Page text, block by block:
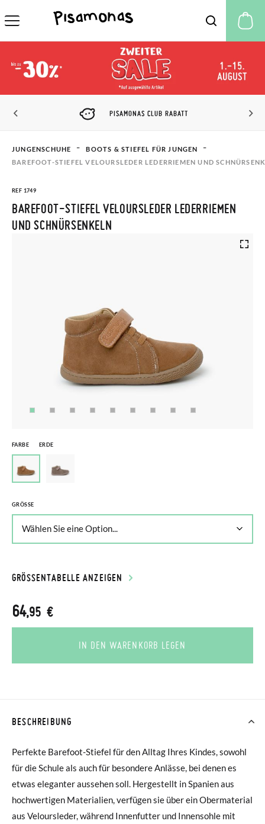
PISAMONAS CLUB RABATT
JUNGENSCHUHE
BOOTS & STIEFEL FÜR JUNGEN
BAREFOOT-STIEFEL VELOURSLEDER LEDERRIEMEN UND
REF 1749
BAREFOOT-STIEFEL VELOURSLEDER LEDERRIEMEN
UND SCHNÜRSENKELN
FARBE ERDE
GRÖSSE
GRÖSSENTABELLE ANZEIGEN
64,95 €
IN DEN WARENKORB LEGEN
BESCHREIBUNG
Perfekte Barefoot-Stiefel für den Alltag Ihres Kindes, sowohl
für die Schule als auch für besondere Anlässe, bei denen es
etwas eleganter aussehen soll. Hergestellt in Spanien aus
hochwertigen Materialien, verfügen sie über ein Obermaterial
aus Veloursleder, während Innenfutter und Innensohle mit